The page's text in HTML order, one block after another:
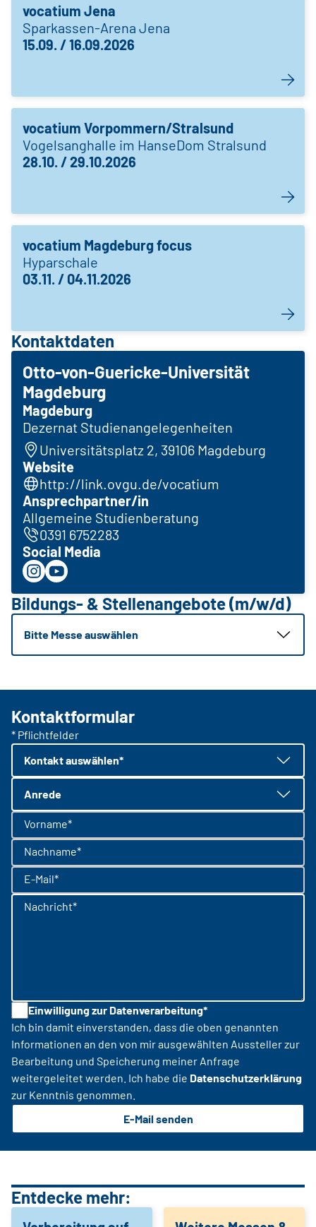
vocatium Jena
Sparkassen-Arena Jena
15.09. / 16.09.2026
vocatium Vorpommern/Stralsund
Vogelsanghalle im HanseDom Stralsund
28.10. / 29.10.2026
vocatium Magdeburg focus
Hyparschale
03.11. / 04.11.2026
Kontaktdaten
Otto-von-Guericke-Universität
Magdeburg
Magdeburg
Dezernat Studienangelegenheiten
Universitätsplatz 2, 39106 Magdeburg
Website
http://link.ovgu.de/vocatium
Ansprechpartner/in
Allgemeine Studienberatung
0391 6752283
Social Media
Bildungs- & Stellenangebote (m/w/d)
Bitte Messe auswählen
Kontaktformular
* Pflichtfelder
Kontakt auswählen*
Anrede
Vorname*
Nachname*
E-Mail*
Nachricht*
Einwilligung zur Datenverarbeitung*
Ich bin damit einverstanden, dass die oben genannten
Informationen an den von mir ausgewählten Aussteller zur
Bearbeitung und Speicherung meiner Anfrage
weitergeleitet werden. Ich habe die Datenschutzerklärung
zur Kenntnis genommen.
E-Mail senden
Entdecke mehr: